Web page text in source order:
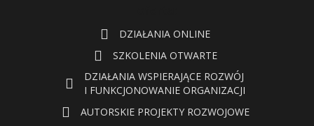
DZIAŁANIA ONLINE
SZKOLENIA OTWARTE
DZIAŁANIA WSPIERAJĄCE ROZWÓJ
I FUNKCJONOWANIE ORGANIZACJI
AUTORSKIE PROJEKTY ROZWOJOWE